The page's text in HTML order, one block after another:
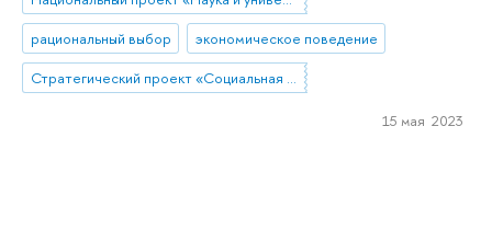
рациональный выбор
экономическое поведение
Стратегический проект «Социальная политика устойчивого развития и инклюзивного экономического роста»
15 мая 2023